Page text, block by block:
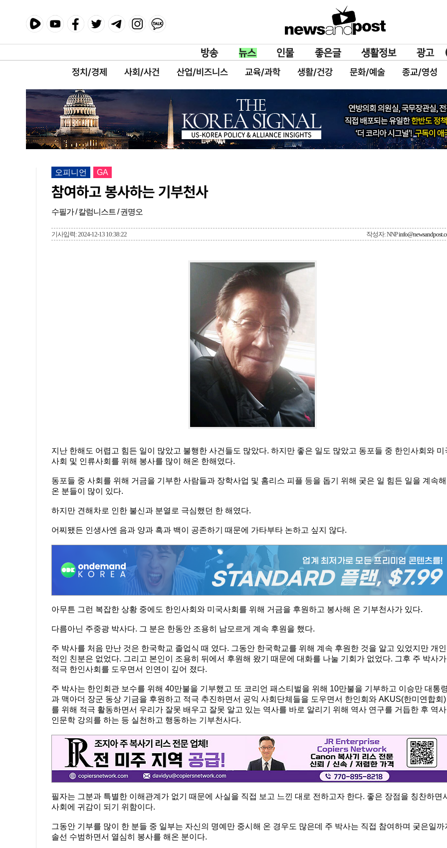
정치/경제 사회/사건 산업/비즈니스 교육/과학 생활/건강 문화/예술 종교/영성
오피니언 GA
참여하고 봉사하는 기부천사
수필가 / 칼럼니스트 / 권명오
기사입력: 2024-12-13 10:38:22 작성자: NNP
지난 한해도 어렵고 힘든 일이 많았고 불행한 사건들도 많았다. 하지만 좋은 일도 많았고 동포들 중 한인사회와 미
사회 및 인류사회를 위해 봉사를 많이 해온 한해였다.
동포들 중 사회를 위해 거금을 기부한 사람들과 장학사업 및 홈리스 피플 등을 돕기 위해 궂은 일 힘든 일을 계속해
온 분들이 많이 있다.
하지만 견해차로 인한 불신과 분열로 극심했던 한 해였다.
어찌됐든 인생사엔 음과 양과 흑과 백이 공존하기 때문에 가타부타 논하고 싶지 않다.
아무튼 그런 복잡한 상황 중에도 한인사회와 미국사회를 위해 거금을 후원하고 봉사해 온 기부천사가 있다.
다름아닌 주중광 박사다. 그 분은 한동안 조용히 남모르게 계속 후원을 했다.
주 박사를 처음 만난 것은 한국학교 졸업식 때 였다. 그동안 한국학교를 위해 계속 후원한 것을 알고 있었지만 개인
적인 친분은 없었다. 그리고 본인이 조용히 뒤에서 후원해 왔기 때문에 대화를 나눌 기회가 없었다. 그후 주 박사가
적극 한인사회를 도우면서 인연이 깊어 졌다.
주 박사는 한인회관 보수를 위해 40만불을 기부했고 또 코리언 패스티벌을 위해 10만불을 기부하고 이승만 대통
과 맥아더 장군 동상 기금을 후원하고 적극 추진하면서 공익 사회단체들을 도우면서 한인회와 AKUS(한미연합회)
를 위해 적극 활동하면서 우리가 잘못 배우고 잘못 알고 있는 역사를 바로 알리기 위해 역사 연구를 거듭한 후 역사
인문학 강의를 하는 등 실천하고 행동하는 기부천사다.
필자는 그분과 특별한 이해관계가 없기 때문에 사실을 직접 보고 느낀 대로 전하고자 한다. 좋은 장점을 칭찬하면
사회에 귀감이 되기 위함이다.
그동안 기부를 많이 한 분들 중 일부는 자신의 명예만 중시해 온 경우도 많은데 주 박사는 직접 참여하며 궂은일까
솔선 수범하면서 열심히 봉사를 해온 분이다.